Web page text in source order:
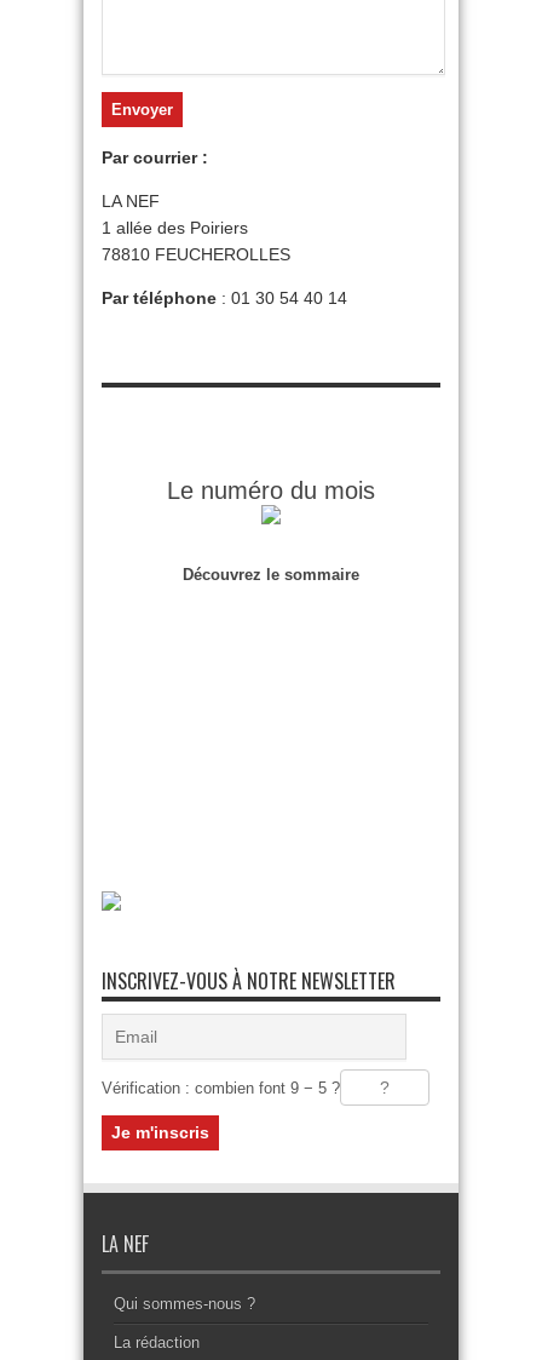
Par courrier :
LA NEF
1 allée des Poiriers
78810 FEUCHEROLLES
Par téléphone : 01 30 54 40 14
Le numéro du mois
Découvrez le sommaire
INSCRIVEZ-VOUS À NOTRE NEWSLETTER
Vérification : combien font 9 − 5 ?
LA NEF
Qui sommes-nous ?
La rédaction